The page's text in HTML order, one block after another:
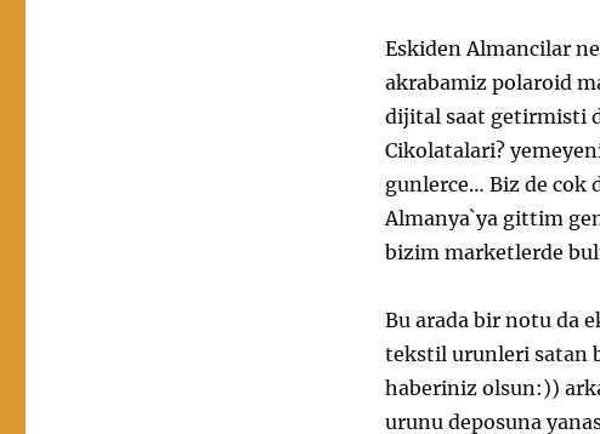
Eskiden Almancilar
akrabamiz polaroid
dijital saat getirmisti
Cikolatalari?
gunlerce… Biz de cok
Almanya`ya gittim
bizim marketlerde
Bu arada bir notu da
tekstil urunleri satan
haberiniz olsun:))
urunu deposuna